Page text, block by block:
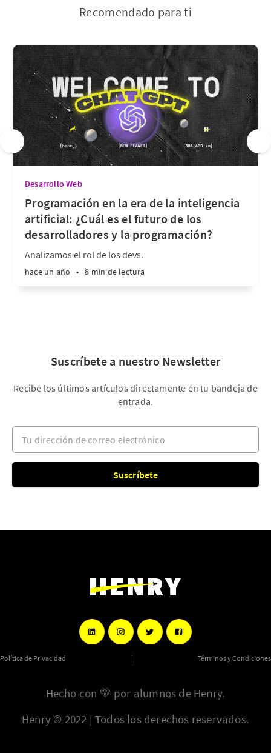
Recomendado para ti
Desarrollo Web
Programación en la era de la inteligencia
artificial: ¿Cuál es el futuro de los
desarrolladores y la programación?
Analizamos el rol de los devs.
hace un año • 8 min de lectura
Suscríbete a nuestro Newsletter
Recibe los últimos artículos directamente en tu bandeja de
entrada.
Tu dirección de correo electrónico
Suscríbete
Política de Privacidad | Términos y Condiciones
Hecho con 💛 por alumnos de Henry.
Henry © 2022 | Todos los derechos reservados.